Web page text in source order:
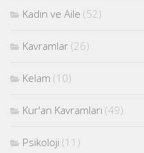
Kadın ve Aile (52)
Kavramlar (26)
Kelam (10)
Kur'an Kavramları (49)
Psikoloji (11)